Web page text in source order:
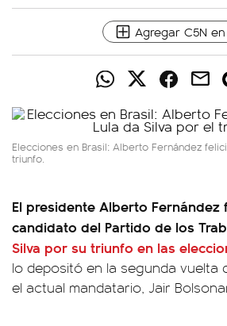
Agregar C5N en
Elecciones en Brasil: Alberto Fernández
triunfo.
El presidente Alberto Fernández
candidato del Partido de los
Silva por su triunfo en las
lo depositó en la segunda vuelta
el actual mandatario, Jair